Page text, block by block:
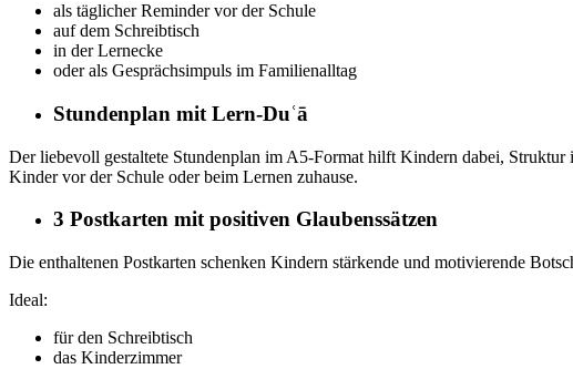
als täglicher Reminder vor der Schule
auf dem Schreibtisch
in der Lernecke
oder als Gesprächsimpuls im Familienalltag
Stundenplan mit Lern-Duʿā
Der liebevoll gestaltete Stundenplan im A5-Format hilft Kindern dabei,
Kinder vor der Schule oder beim Lernen zuhause.
3 Postkarten mit positiven Glaubenssätzen
Die enthaltenen Postkarten schenken Kindern stärkende und motivierende
Ideal:
für den Schreibtisch
das Kinderzimmer